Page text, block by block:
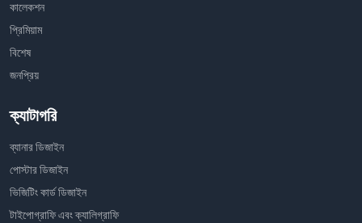
কালেকশন
প্রিমিয়াম
বিশেষ
জনপ্রিয়
ক্যাটাগরি
ব্যানার ডিজাইন
পোস্টার ডিজাইন
ভিজিটিং কার্ড ডিজাইন
টাইপোগ্রাফি এবং ক্যালিগ্রাফি